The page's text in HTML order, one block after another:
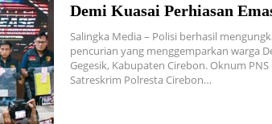
Demi Kuasai Perhiasan
Salingka Media – Polisi berhasil
pencurian yang menggemparkan warga
Gegesik, Kabupaten Cirebon. Oknum
Satreskrim Polresta Cirebon…